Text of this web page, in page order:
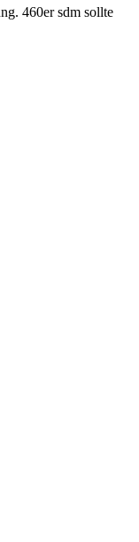
460er sdm sollte